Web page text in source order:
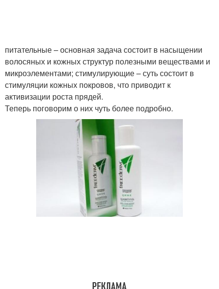
Маска от жирных волос
жирных волос
Волос с горчицей
питательные – основная задача состоит в насыщении
волосяных и кожных структур полезными веществами и
микроэлементами; стимулирующие – суть состоит в
стимуляции кожных покровов, что приводит к
активизации роста прядей.
Теперь поговорим о них чуть более подробно.